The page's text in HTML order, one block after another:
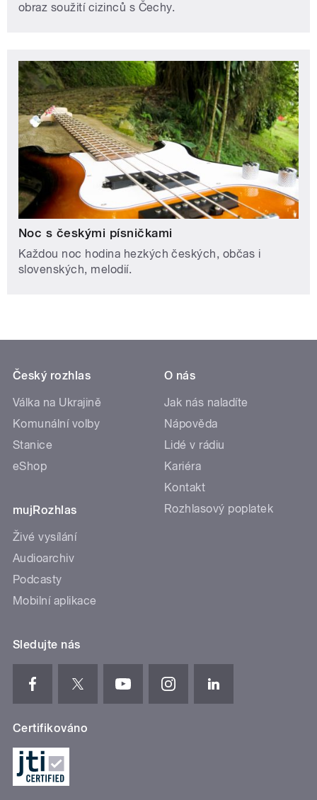
obraz soužití cizinců s Čechy.
Noc s českými písničkami
Každou noc hodina hezkých českých, občas i
slovenských, melodií.
Český rozhlas
Válka na Ukrajině
Komunální volby
Stanice
eShop
mujRozhlas
Živé vysílání
Audioarchiv
Podcasty
Mobilní aplikace
O nás
Jak nás naladíte
Nápověda
Lidé v rádiu
Kariéra
Kontakt
Rozhlasový poplatek
Sledujte nás
Certifikováno